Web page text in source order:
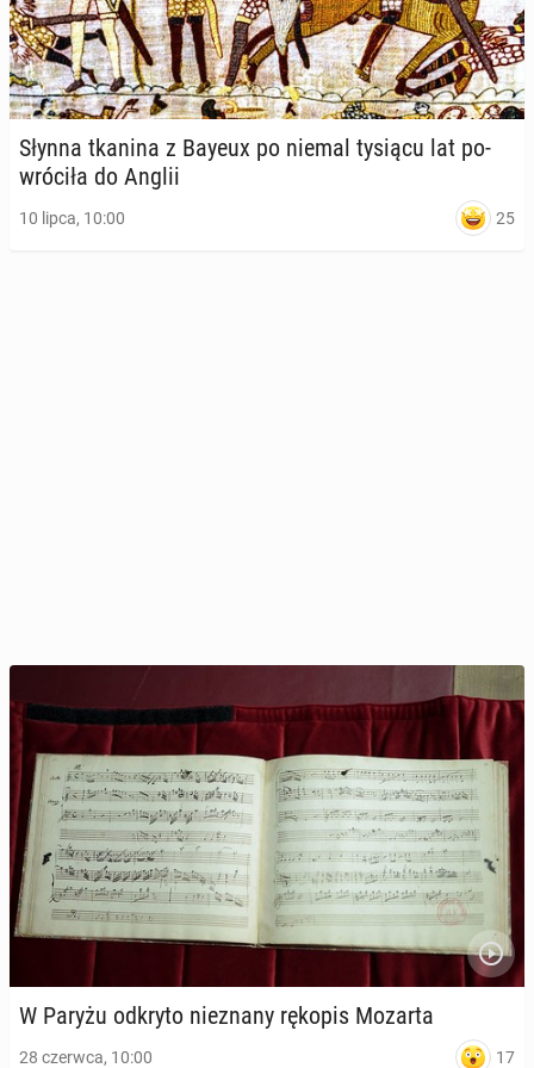
Słynna tkanina z Bayeux po niemal tysiącu lat po­
wró­ci­ła do Anglii
10 lipca, 10:00 25
W Paryżu odkryto nie­zna­ny rękopis Mozarta
28 czerwca, 10:00 17